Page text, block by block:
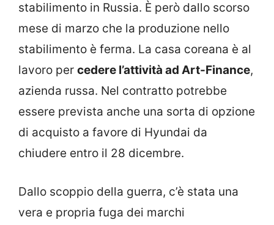
stabilimento in Russia. È però dallo scorso
mese di marzo che la produzione nello
stabilimento è ferma. La casa coreana è al
lavoro per cedere l’attività ad Art-Finance,
azienda russa. Nel contratto potrebbe
essere prevista anche una sorta di opzione
di acquisto a favore di Hyundai da
chiudere entro il 28 dicembre.
Dallo scoppio della guerra, c’è stata una
vera e propria fuga dei marchi